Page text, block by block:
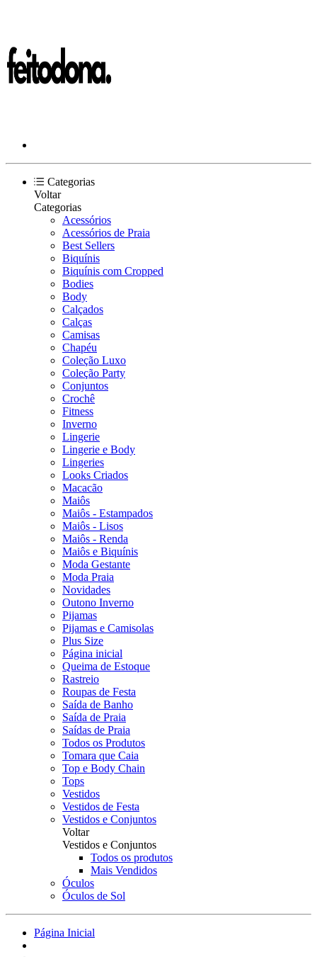
Categorias
Voltar
Categorias
Acessórios
Acessórios de Praia
Best Sellers
Biquínis
Biquínis com Cropped
Bodies
Body
Calçados
Calças
Camisas
Chapéu
Coleção Luxo
Coleção Party
Conjuntos
Crochê
Fitness
Inverno
Lingerie
Lingerie e Body
Lingeries
Looks Criados
Macacão
Maiôs
Maiôs - Estampados
Maiôs - Lisos
Maiôs - Renda
Maiôs e Biquínis
Moda Gestante
Moda Praia
Novidades
Outono Inverno
Pijamas
Pijamas e Camisolas
Plus Size
Página inicial
Queima de Estoque
Rastreio
Roupas de Festa
Saída de Banho
Saída de Praia
Saídas de Praia
Todos os Produtos
Tomara que Caia
Top e Body Chain
Tops
Vestidos
Vestidos de Festa
Vestidos e Conjuntos
Voltar
Vestidos e Conjuntos
Todos os produtos
Mais Vendidos
Óculos
Óculos de Sol
Página Inicial